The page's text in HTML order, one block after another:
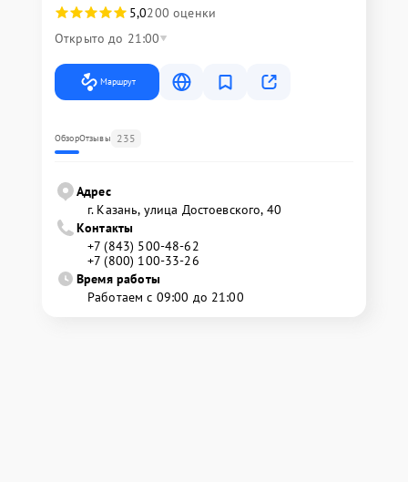
5,0200 оценки
Открыто до 21:00
Маршрут
ОбзорОтзывы 235
Адрес
г. Казань, улица Достоевского, 40
Контакты
+7 (843) 500-48-62
+7 (800) 100-33-26
Время работы
Работаем с 09:00 до 21:00